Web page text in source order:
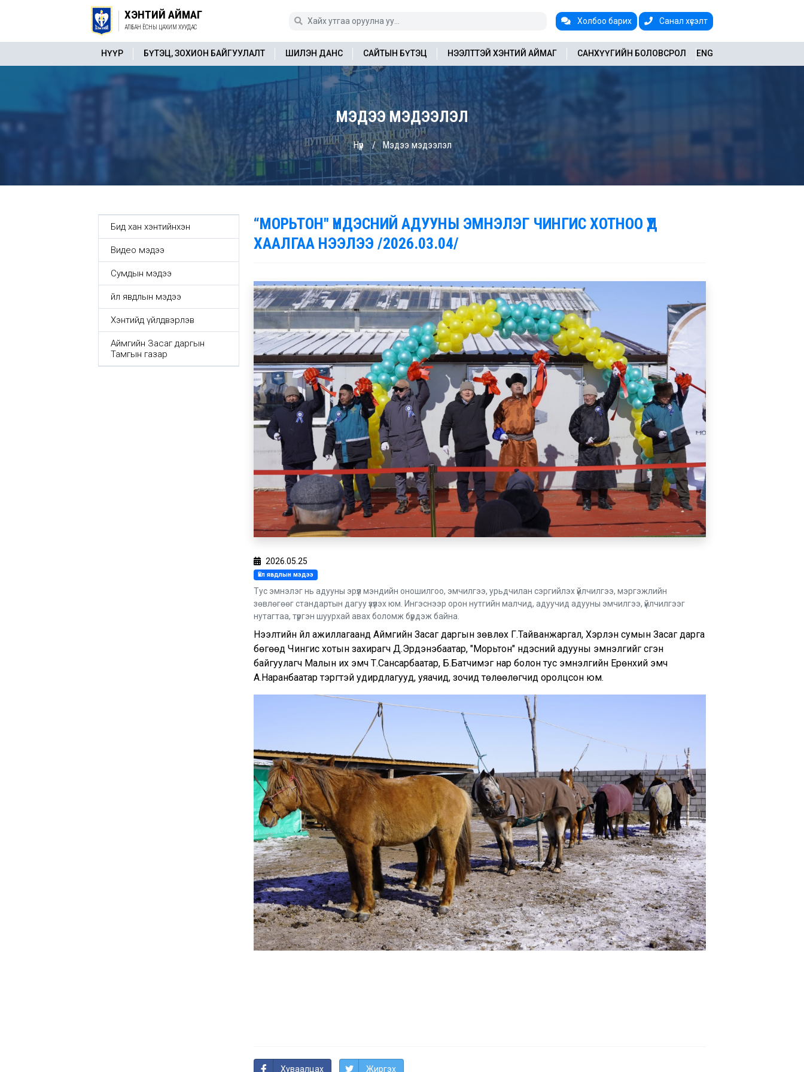
Холбоо барих Санал хүсэлт
ХЭНТИЙ АЙМАГ
АЛБАН ЁСНЫ ЦАХИМ ХУУДАС
ENG
НҮҮР БҮТЭЦ, ЗОХИОН БАЙГУУЛАЛТ ШИЛЭН ДАНС САЙТЫН БҮТЭЦ НЭЭЛТТЭЙ ХЭНТИЙ АЙМАГ САНХҮҮГИЙН БОЛОВСРОЛ
МЭДЭЭ МЭДЭЭЛЭЛ
Нүүр Мэдээ мэдээлэл
Бид хан хэнтийнхэн
Видео мэдээ
Сумдын мэдээ
Үйл явдлын мэдээ
Хэнтийд үйлдвэрлэв
Аймгийн Засаг даргын
Тамгын газар
“МОРЬТОН" ҮНДЭСНИЙ АДУУНЫ ЭМНЭЛЭГ ЧИНГИС ХОТНОО ҮҮД
ХААЛГАА НЭЭЛЭЭ /2026.03.04/
2026.05.25
Үйл явдлын мэдээ
Тус эмнэлэг нь адууны эрүүл мэндийн оношилгоо, эмчилгээ, урьдчилан сэргийлэх үйлчилгээ, мэргэжлийн
зөвлөгөөг стандартын дагуу үзүүлэх юм. Ингэснээр орон нутгийн малчид, адуучид адууны эмчилгээ, үйлчилгээг
нутагтаа, түргэн шуурхай авах боломж бүрдэж байна.
Нээлтийн үйл ажиллагаанд Аймгийн Засаг даргын зөвлөх Г.Тайванжаргал, Хэрлэн сумын Засаг дарга
бөгөөд Чингис хотын захирагч Д.Эрдэнэбаатар, "Морьтон" үндэсний адууны эмнэлгийг үүсгэн
байгуулагч Малын их эмч Т.Сансарбаатар, Б.Батчимэг нар болон тус эмнэлгийн Ерөнхий эмч
А.Наранбаатар тэргүүтэй удирдлагууд, уяачид, зочид төлөөлөгчид оролцсон юм.
Хуваалцах Жиргэх